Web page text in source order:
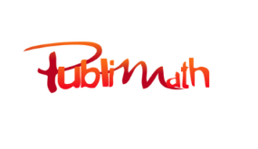
contenu
Publimath